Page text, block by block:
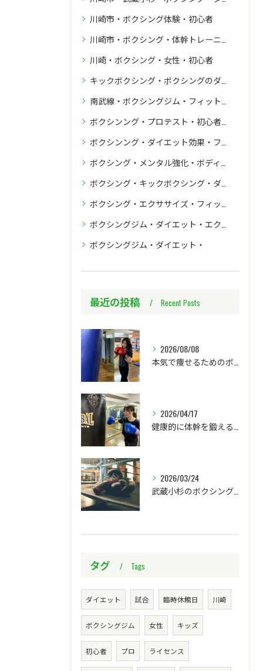
川崎市・ボクシング体験・初心者
川崎市・ボクシング・体幹トレーニング・初心者・ダイエット
川崎・ボクシング・女性・初心者
キックボクシング・ボクシングのダイエット効果
南武線・ボクシングジム・フィットネス・初心者
ボクシンング・プロテスト・初心者から
ボクシンング・ダイエット効果・フィットネス効果
ボクシング・メンタル強化・ボディー強化
ボクシング・キックボクシング・ダイエット・フィットネス
ボクシング・エクササイズ・フィットネス効果
ボクシングジム・ダイエット・エクササイズ・初心者
ボクシングジム・ダイエット・
最近の投稿 Recent Posts
2026/08/08
2026/04/17
2026/03/24
タグ Tags
ダイエット 試合 臨時休館日 川崎
ボクシングジム 女性 キッズ
初心者 プロ ライセンス